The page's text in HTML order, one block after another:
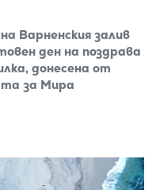
Варненския залив
ден на поздрава
донесена от
за Мира